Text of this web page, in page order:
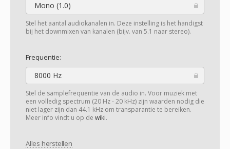
Mono (1.0)
Stel het aantal audiokanalen in. Deze instelling is het handigst
bij het downmixen van kanalen (bijv. van 5.1 naar stereo).
Frequentie:
8000 Hz
Stel de samplefrequentie van de audio in. Voor muziek met
een volledig spectrum (20 Hz - 20 kHz) zijn waarden nodig die
niet lager zijn dan 44.1 kHz om transparantie te bereiken.
Meer info vindt u op de wiki.
Alles herstellen